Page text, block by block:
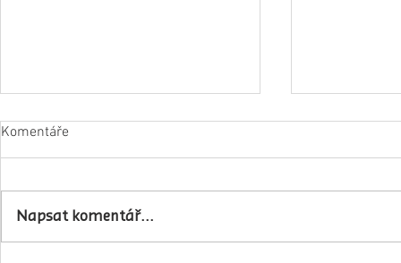
Komentáře
Napsat komentář...